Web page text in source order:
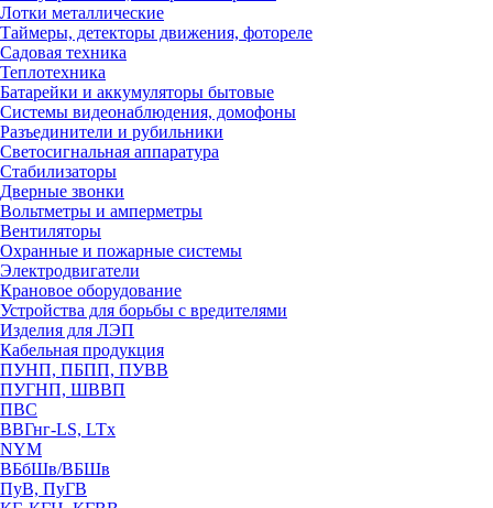
Лотки металлические
Таймеры, детекторы движения, фотореле
Садовая техника
Теплотехника
Батарейки и аккумуляторы бытовые
Системы видеонаблюдения, домофоны
Разъединители и рубильники
Светосигнальная аппаратура
Стабилизаторы
Дверные звонки
Вольтметры и амперметры
Вентиляторы
Охранные и пожарные системы
Электродвигатели
Крановое оборудование
Устройства для борьбы с вредителями
Изделия для ЛЭП
Кабельная продукция
ПУНП, ПБПП, ПУВВ
ПУГНП, ШВВП
ПВС
ВВГнг-LS, LTx
NYM
ВБбШв/ВБШв
ПуВ, ПуГВ